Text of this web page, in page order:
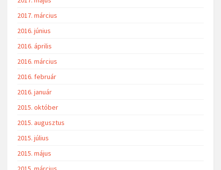
2017. március
2016. június
2016. április
2016. március
2016. február
2016. január
2015. október
2015. augusztus
2015. július
2015. május